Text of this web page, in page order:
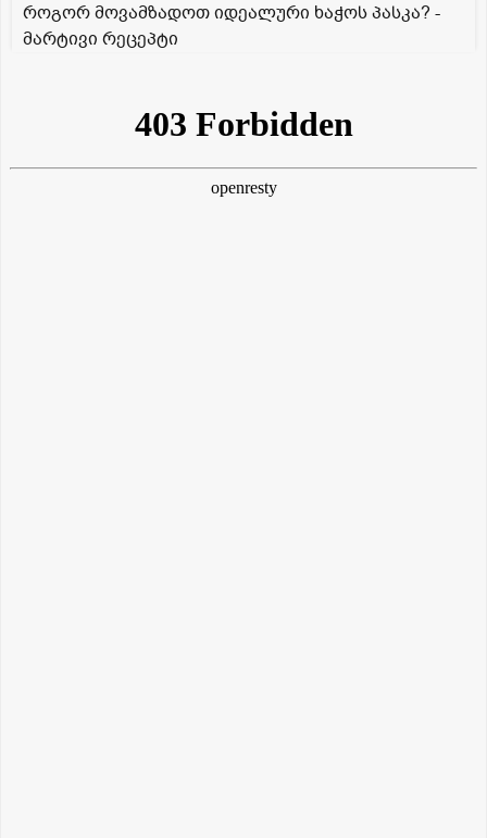
როგორ მოვამზადოთ იდეალური ხაჭოს პასკა? -
მარტივი რეცეპტი